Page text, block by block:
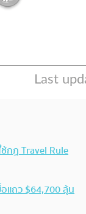
กฏ Travel Rule
แถว $64,700 ลุ้น